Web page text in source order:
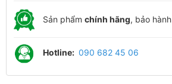
Sản phẩm chính hãng, bảo hành
Hotline: 090 682 45 06